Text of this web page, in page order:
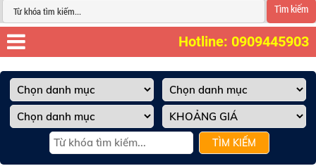
Tìm kiếm
Hotline: 0909445903
TÌM KIẾM